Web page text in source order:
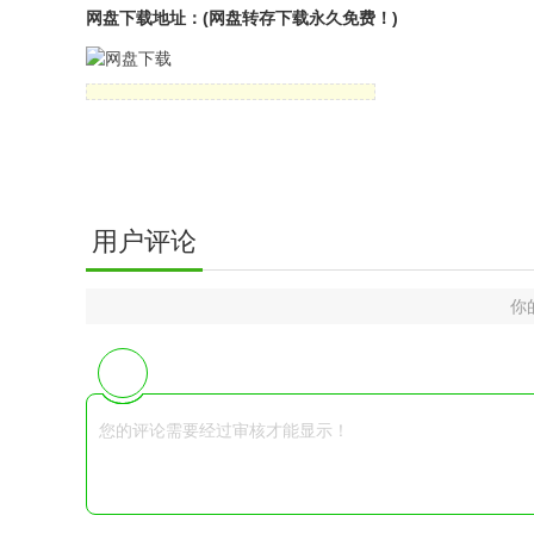
网盘下载地址：(网盘转存下载永久免费！)
用户评论
你